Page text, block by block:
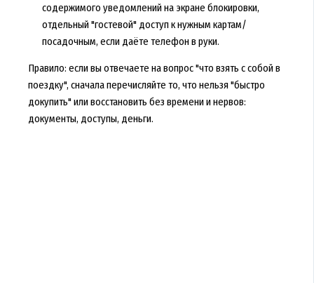
содержимого уведомлений на экране блокировки,
отдельный "гостевой" доступ к нужным картам/
посадочным, если даёте телефон в руки.
Правило: если вы отвечаете на вопрос "что взять с собой в
поездку", сначала перечисляйте то, что нельзя "быстро
докупить" или восстановить без времени и нервов:
документы, доступы, деньги.